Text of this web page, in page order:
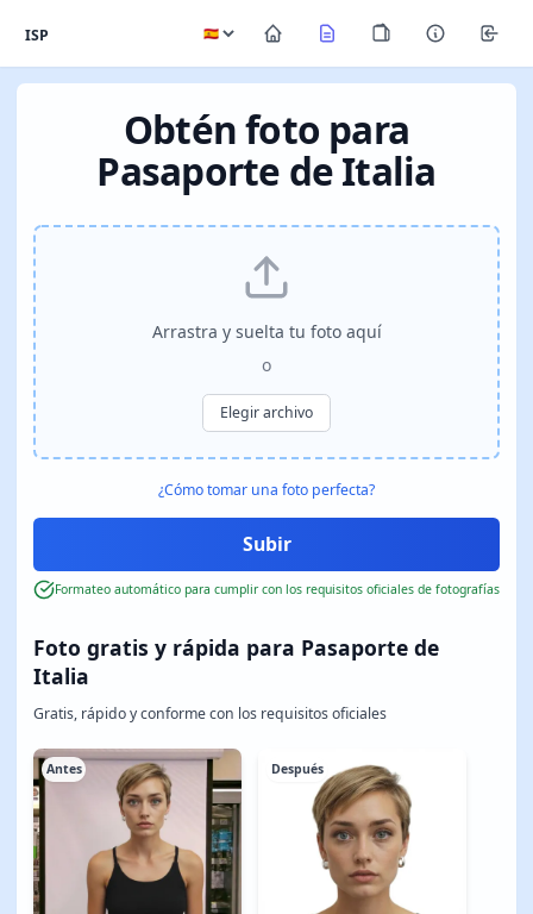
ISP
Obtén foto para
Pasaporte de Italia
Foto gratis y rápida para Pasaporte de
Italia
Gratis, rápido y conforme con los requisitos oficiales
Antes Después
Arrastra y suelta tu foto aquí
o
Elegir archivo
¿Cómo tomar una foto perfecta?
Formateo automático para cumplir con los requisitos oficiales de fotografías